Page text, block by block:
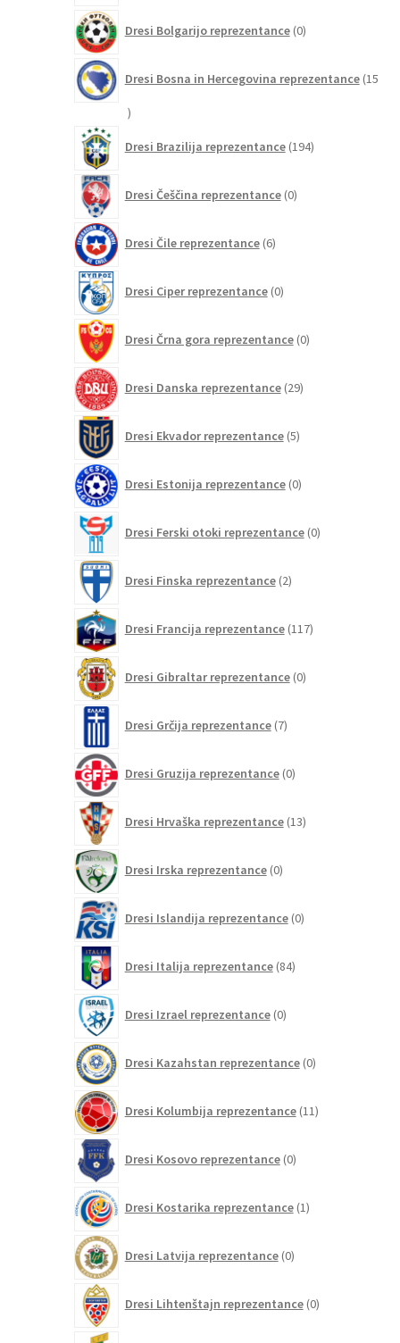
Dresi Bolgarijo reprezentance 0izdelkov
Dresi Bosna in Hercegovina reprezentance 15
15
Dresi Brazilija reprezentance 194izdelkov
Dresi Češčina reprezentance 0izdelkov
Dresi Čile reprezentance 6izdelkov
Dresi Ciper reprezentance 0izdelkov
Dresi Črna gora reprezentance 0izdelkov
Dresi Danska reprezentance 29izdelkov
Dresi Ekvador reprezentance 5izdelkov
Dresi Estonija reprezentance 0izdelkov
Dresi Ferski otoki reprezentance 0izdelkov
Dresi Finska reprezentance 2izdelka
Dresi Francija reprezentance 117izdelkov
Dresi Gibraltar reprezentance 0izdelkov
Dresi Grčija reprezentance 7izdelkov
Dresi Gruzija reprezentance 0izdelkov
Dresi Hrvaška reprezentance 13izdelkov
Dresi Irska reprezentance 0izdelkov
Dresi Islandija reprezentance 0izdelkov
Dresi Italija reprezentance 84izdelkov
Dresi Izrael reprezentance 0izdelkov
Dresi Kazahstan reprezentance 0izdelkov
Dresi Kolumbija reprezentance 11izdelkov
Dresi Kosovo reprezentance 0izdelkov
Dresi Kostarika reprezentance 1izdelek
Dresi Latvija reprezentance 0izdelkov
Dresi Lihtenštajn reprezentance 0izdelkov